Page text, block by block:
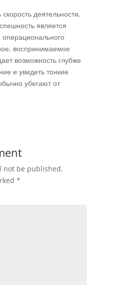
деятельности,
является
воспринимаемое
возможность глубже
и увидеть тонкие
убегают от
not be published.
*